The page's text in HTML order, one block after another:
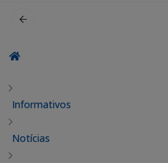
Informativos
Notícias